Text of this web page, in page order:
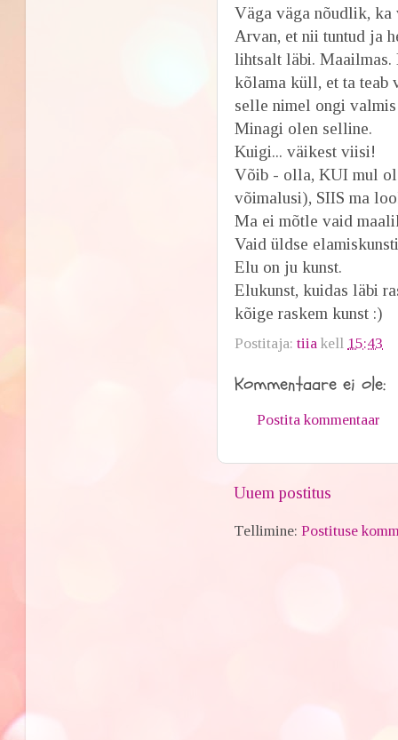
Väga väga nõudlik, ka
Arvan, et nii tuntud ja
lihtsalt läbi.
kõlama küll, et ta teab
selle nimel ongi
Minagi olen selline.
Kuigi... väikest viisi!
Võib - olla, KUI mul
võimalusi), SIIS ma
Ma ei mõtle vaid
Vaid üldse
Elu on ju kunst.
Elukunst, kuidas läbi
kõige raskem kunst :)
Postitaja:tiia kell 15:43
Kommentaare ei ole:
Postita kommentaar
Uuem postitus
Tellimine:Postituse